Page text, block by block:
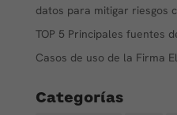
datos para mitigar riesgos
TOP 5 Principales fuentes
Casos de uso de la Firma
Categorías